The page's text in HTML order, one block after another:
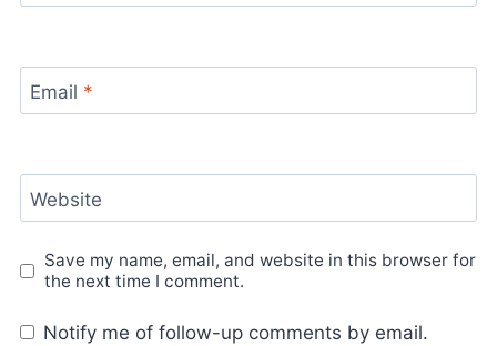
Email *
Website
Save my name, email, and website in this browser for
the next time I comment.
Notify me of follow-up comments by email.